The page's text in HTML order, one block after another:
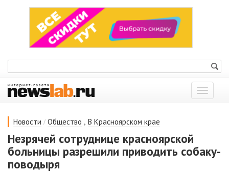
Показать
меню
Новости / Общество , В Красноярском крае
Незрячей сотруднице красноярской
больницы разрешили приводить собаку-
поводыря